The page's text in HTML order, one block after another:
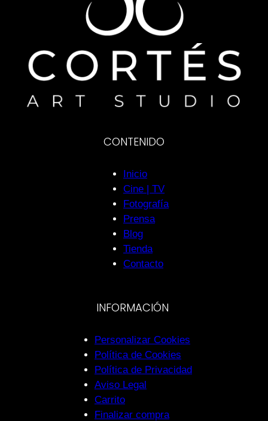
CONTENIDO
Inicio
Cine | TV
Fotografía
Prensa
Blog
Tienda
Contacto
INFORMACIÓN
Personalizar Cookies
Política de Cookies
Política de Privacidad
Aviso Legal
Carrito
Finalizar compra